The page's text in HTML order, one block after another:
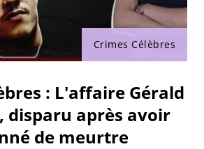
Crimes Célèbres
: L'affaire Gérald
disparu après avoir
de meurtre